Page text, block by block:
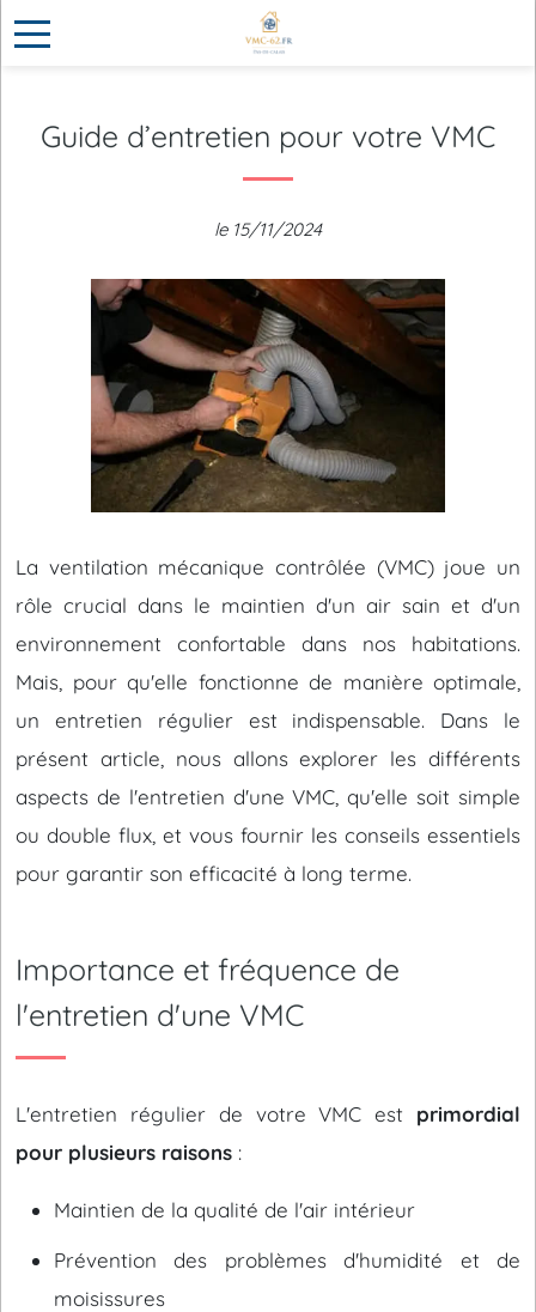
Guide d’entretien pour votre VMC
le 15/11/2024
La ventilation mécanique contrôlée (VMC) joue un
rôle crucial dans le maintien d'un air sain et d'un
environnement confortable dans nos habitations.
Mais, pour qu'elle fonctionne de manière optimale,
un entretien régulier est indispensable. Dans le
présent article, nous allons explorer les différents
aspects de l'entretien d'une VMC, qu'elle soit simple
ou double flux, et vous fournir les conseils essentiels
pour garantir son efficacité à long terme.
Importance et fréquence de
l'entretien d'une VMC
L'entretien régulier de votre VMC est primordial
pour plusieurs raisons :
Maintien de la qualité de l'air intérieur
Prévention des problèmes d'humidité et de
moisissures